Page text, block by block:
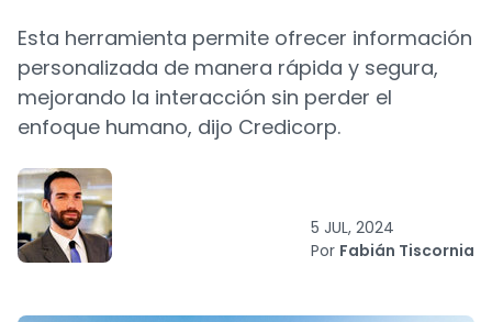
Esta herramienta permite ofrecer información
personalizada de manera rápida y segura,
mejorando la interacción sin perder el
enfoque humano, dijo Credicorp.
5 JUL, 2024
Por Fabián Tiscornia